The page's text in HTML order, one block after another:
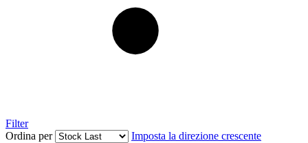
Filter
Ordina per
Imposta la direzione crescente